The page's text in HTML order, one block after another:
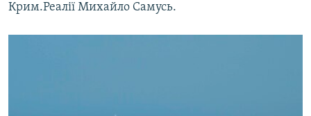
Крим.Реалії Михайло Самусь.